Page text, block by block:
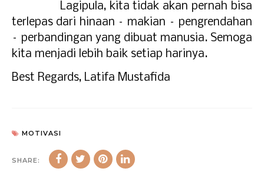
Lagipula, kita tidak akan pernah bisa
terlepas dari hinaan – makian – pengrendahan
– perbandingan yang dibuat manusia. Semoga
kita menjadi lebih baik setiap harinya.
Best Regards, Latifa Mustafida
MOTIVASI
SHARE: